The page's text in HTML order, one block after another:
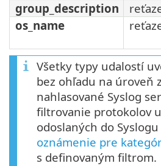
group_description
os_name
Všetky typy udalostí
bez ohľadu na úroveň
nahlasované Syslog
filtrovanie protokolov
odoslaných do Syslogu
oznámenie pre
s definovaným filtrom.